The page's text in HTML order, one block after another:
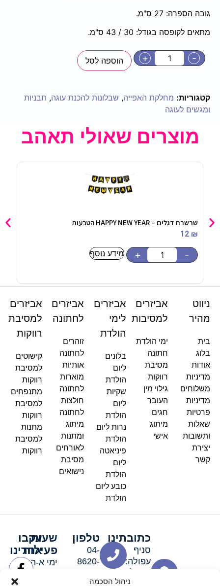
ניהול הסכמה
גובה הספרה: 27 ס"מ.
מתאים לקופסה בגודל: 30 / 43 ס"מ.
-
+ הוספה לסל
קטגוריות: מחלקת האפייה, שבלונות להכנת עוגה, תבניות
ומגשים לעוגה
מוצרים שאולי תאהב
שרשרת דגלים – HAPPY NEW YEAR הטבעות
12 ₪
-
+ מידע נוסף
ניווט
מהיר
בית
בלוג
אודות
מדיניות
משלוחים
מדיניות
פרטיות
שאלות
ותשובות
יצירת
קשר
אביזרים
למסיבות
ימי הולדת
חתונה
מסיבת
רווקות
גילוי מין
העובר
חגים
מיתוג
אישי
אביזרים
לימי
הולדת
בלונים
ליום
הולדת
שקיות
ליום
הולדת
נרות ליום
הולדת
פיניאטה
ליום
הולדת
כובע ליום
הולדת
אביזרים
לחתונה
זוהרים
לחתונה
אותיות
מוארות
לחתונה
חולצות
לחתונה
מיתוג
ומתנות
לאורחים
מסיבת
נישואים
אביזרים
למסיבת
רווקות
קישוטים
למסיבת
רווקות
מתנפחים
למסיבת
רווקות
מתנות
למסיבת
רווקות
כתובתינו
סניף
עפולה:
סניף מגדל
טלפון
04-
8620-
שעות
פעילות
ימי א-ה:
עקבו
אחרינו